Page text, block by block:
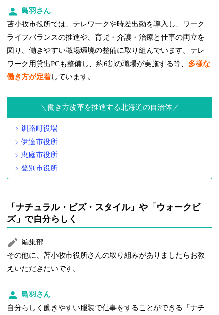
鳥羽さん
苫小牧市役所では、テレワークや時差出勤を導入し、ワーク
ライフバランスの推進や、育児・介護・治療と仕事の両立を
図り、働きやすい職場環境の整備に取り組んでいます。テレ
ワーク用貸出PCも整備し、約6割の職場が実施する等、 多様な
働き方が定着しています。
働き方改革を推進する北海道の自治体
釧路町役場
伊達市役所
恵庭市役所
登別市役所
「ナチュラル・ビズ・スタイル」や「ウォークビ
ズ」で自分らしく
編集部
その他に、苫小牧市役所さんの取り組みがありましたらお教
えいただきたいです。
鳥羽さん
自分らしく働きやすい服装で仕事をすることができる「ナチ